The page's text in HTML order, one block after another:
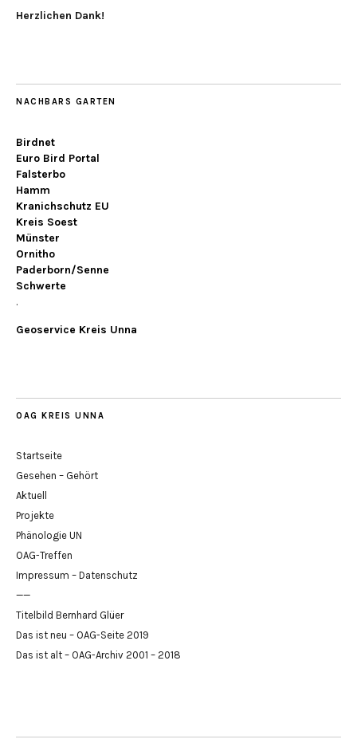
Herzlichen Dank!
NACHBARS GARTEN
Birdnet
Euro Bird Portal
Falsterbo
Hamm
Kranichschutz EU
Kreis Soest
Münster
Ornitho
Paderborn/Senne
Schwerte
.
Geoservice Kreis Unna
OAG KREIS UNNA
Startseite
Gesehen – Gehört
Aktuell
Projekte
Phänologie UN
OAG-Treffen
Impressum – Datenschutz
——
Titelbild Bernhard Glüer
Das ist neu – OAG-Seite 2019
Das ist alt – OAG-Archiv 2001 – 2018